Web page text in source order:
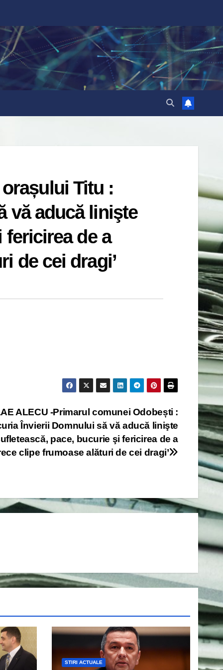
Titu :
vă aducă linişte
fericirea de a
de cei dragi’
ALECU -Primarul comunei Odobești :
Învierii Domnului să vă aducă linişte
pace, bucurie şi fericirea de a
clipe frumoase alături de cei dragi’
STIRI ACTUALE